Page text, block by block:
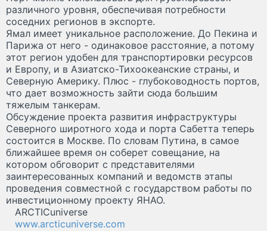
различного уровня, обеспечивая потребности
соседних регионов в экспорте.
Ямал имеет уникальное расположение. До Пекина и
Парижа от него - одинаковое расстояние, а потому
этот регион удобен для транспортировки ресурсов
и Европу, и в Азиатско-Тихоокеанские страны, и
Северную Америку. Плюс - глубоководность портов,
что дает возможность зайти сюда большим
тяжелым танкерам.
Обсуждение проекта развития инфраструктуры
Северного широтного хода и порта Сабетта теперь
состоится в Москве. По словам Путина, в самое
ближайшее время он соберет совещание, на
котором обговорит с представителями
заинтересованных компаний и ведомств этапы
проведения совместной с государством работы по
инвестиционному проекту ЯНАО.
ARCTICuniverse
www.arcticuniverse.com